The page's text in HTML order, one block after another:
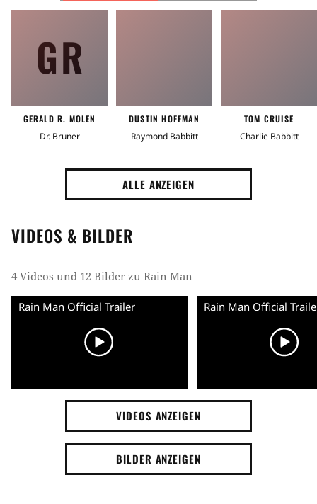
GR
GERALD R. MOLEN
Dr. Bruner
DUSTIN HOFFMAN
Raymond Babbitt
TOM CRUISE
Charlie Babbitt
ALLE ANZEIGEN
VIDEOS & BILDER
4 Videos und 12 Bilder zu Rain Man
Rain Man Official Trailer Rain Man Official
VIDEOS ANZEIGEN
BILDER ANZEIGEN